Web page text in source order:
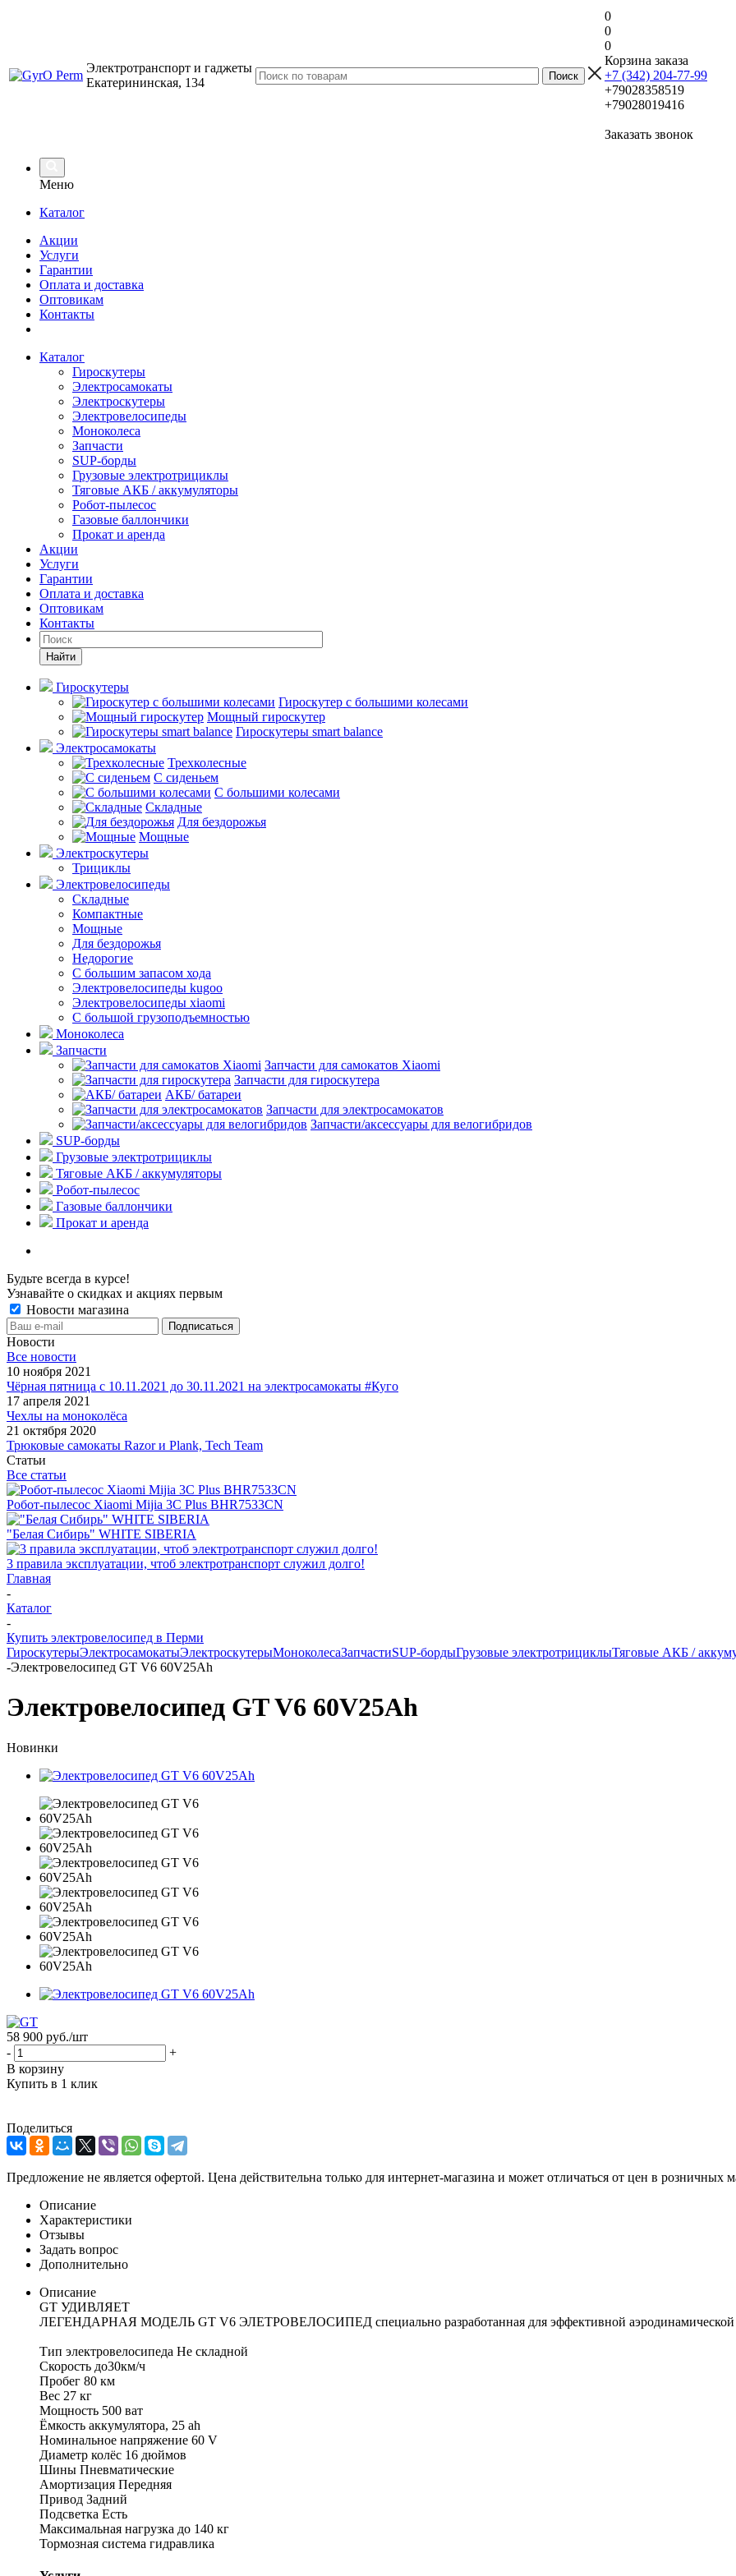
Электротранспорт и гаджеты
Екатерининская, 134
0
0
0
Корзина заказа
+7 (342) 204-77-99
+79028358519
+79028019416
Заказать звонок
Меню
Каталог
Акции
Услуги
Гарантии
Оплата и доставка
Оптовикам
Контакты
Каталог
Гироскутеры
Электросамокаты
Электроскутеры
Электровелосипеды
Моноколеса
Запчасти
SUP-борды
Грузовые электротрициклы
Тяговые АКБ / аккумуляторы
Робот-пылесос
Газовые баллончики
Прокат и аренда
Акции
Услуги
Гарантии
Оплата и доставка
Оптовикам
Контакты
Найти
Гироскутеры
Гироскутер с большими колесами
Мощный гироскутер
Гироскутеры smart balance
Электросамокаты
Трехколесные
С сиденьем
С большими колесами
Складные
Для бездорожья
Мощные
Электроскутеры
Трициклы
Электровелосипеды
Складные
Компактные
Мощные
Для бездорожья
Недорогие
С большим запасом хода
Электровелосипеды kugoo
Электровелосипеды xiaomi
С большой грузоподъемностью
Моноколеса
Запчасти
Запчасти для самокатов Xiaomi
Запчасти для гироскутера
АКБ/ батареи
Запчасти для электросамокатов
Запчасти/аксессуары для велогибридов
SUP-борды
Грузовые электротрициклы
Тяговые АКБ / аккумуляторы
Робот-пылесос
Газовые баллончики
Прокат и аренда
Будьте всегда в курсе!
Узнавайте о скидках и акциях первым
Новости магазина
Новости
Все новости
10 ноября 2021
Чёрная пятница с 10.11.2021 до 30.11.2021 на электросамокаты #Куго
17 апреля 2021
Чехлы на моноколёса
21 октября 2020
Трюковые самокаты Razor и Plank, Tech Team
Статьи
Все статьи
Робот-пылесос Xiaomi Mijia 3C Plus BHR7533CN
"Белая Сибирь" WHITE SIBERIA
3 правила эксплуатации, чтоб электротранспорт служил долго!
Главная
-
Каталог
-
Купить электровелосипед в Перми
ГироскутерыЭлектросамокатыЭлектроскутерыМоноколесаЗапчастиSUP-бордыГрузовые электротрициклыТяговые АКБ /
-Электровелосипед GT V6 60V25Ah
Электровелосипед GT V6 60V25Ah
Новинки
58 900 руб./шт
-
+
В корзину
Купить в 1 клик
Поделиться
Предложение не является офертой. Цена действительна только для интернет-магазина и может отличаться от цен в розничных
Описание
Характеристики
Отзывы
Задать вопрос
Дополнительно
Описание
GT УДИВЛЯЕТ
ЛЕГЕНДАРНАЯ МОДЕЛЬ GT V6 ЭЛЕТРОВЕЛОСИПЕД специально разработанная для эффективной аэродинамической
Тип электровелосипеда Не складной
Скорость до30км/ч
Пробег 80 км
Вес 27 кг
Мощность 500 ват
Ёмкость аккумулятора, 25 ah
Номинальное напряжение 60 V
Диаметр колёс 16 дюймов
Шины Пневматические
Амортизация Передняя
Привод Задний
Подсветка Есть
Максимальная нагрузка до 140 кг
Тормозная система гидравлика